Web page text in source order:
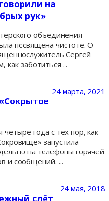
на
рук»
объединения
посвящена чистоте. О
Сергей
как заботиться ...
24 марта, 2021
года с тех пор, как
запустила
на телефоны горячей
и сообщений. ...
24 мая, 2018
слёт